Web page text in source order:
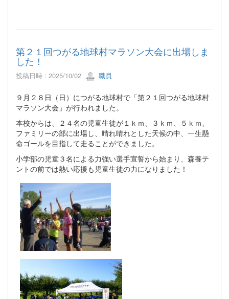
第２１回つがる地球村マラソン大会に出場しま
した！
投稿日時 : 2025/10/02 職員
９月２８日（日）につがる地球村で「第２１回つがる地球村
マラソン大会」が行われました。
本校からは、２４名の児童生徒が１ｋｍ、３ｋｍ、５ｋｍ、
ファミリーの部に出場し、晴れ晴れとした天候の中、一生懸
命ゴールを目指して走ることができました。
小学部の児童３名による力強い選手宣誓から始まり、森養テ
ントの前では熱い応援も児童生徒の力になりました！